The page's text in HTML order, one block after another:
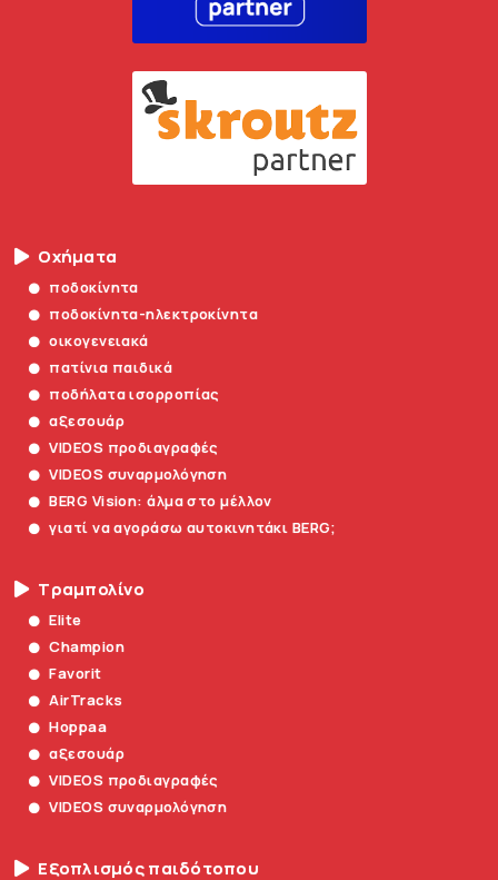
Οχήματα
ποδοκίνητα
ποδοκίνητα-ηλεκτροκίνητα
οικογενειακά
πατίνια παιδικά
ποδήλατα ισορροπίας
αξεσουάρ
VIDEOS προδιαγραφές
VIDEOS συναρμολόγηση
BERG Vision: άλμα στο μέλλον
γιατί να αγοράσω αυτοκινητάκι BERG;
Τραμπολίνο
Elite
Champion
Favorit
AirTracks
Hoppaa
αξεσουάρ
VIDEOS προδιαγραφές
VIDEOS συναρμολόγηση
Εξοπλισμός παιδότοπου